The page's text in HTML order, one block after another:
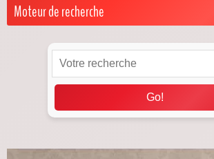
Moteur de recherche
Go!